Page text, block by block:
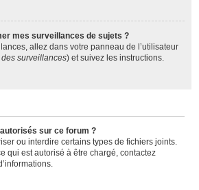
mes surveillances de sujets ?
allez dans votre panneau de l’utilisateur
surveillances) et suivez les instructions.
sur ce forum ?
ou interdire certains types de fichiers joints.
qui est autorisé à être chargé, contactez